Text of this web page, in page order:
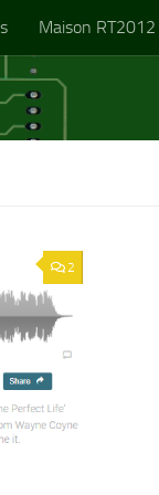
Maison RT2012
2